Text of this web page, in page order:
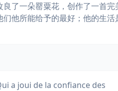
了一朵罂粟花，创作了一首完
他所能给予的最好；他的生活
a joui de la confiance des